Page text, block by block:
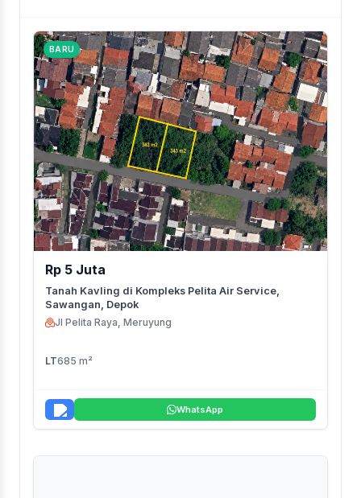
BARU
Rp 5 Juta
Tanah Kavling di Kompleks Pelita Air Service,
Sawangan, Depok
Jl Pelita Raya, Meruyung
LT685 m²
WhatsApp